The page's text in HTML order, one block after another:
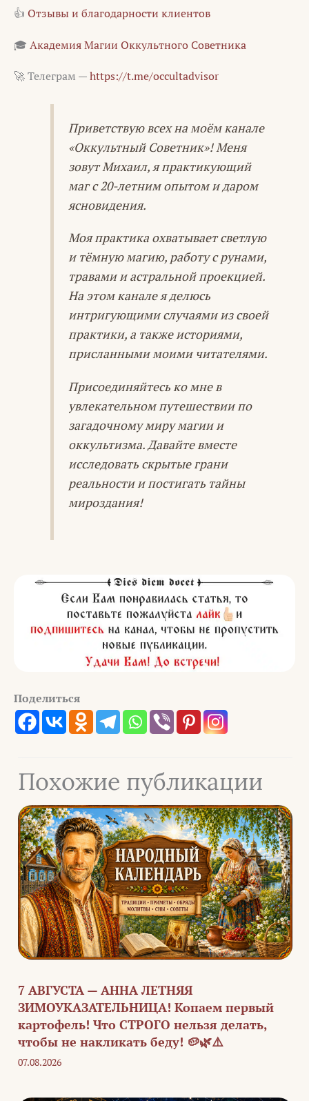
👍 Отзывы и благодарности клиентов
🎓 Академия Магии Оккультного Советника
🚀 Телеграм —https://t.me/occultadvisor
Приветствую всех на моём канале
«Оккультный Советник»! Меня
зовут Михаил, я практикующий
маг с 20-летним опытом и даром
ясновидения.
Моя практика охватывает светлую
и тёмную магию, работу с рунами,
травами и астральной проекцией.
На этом канале я делюсь
интригующими случаями из своей
практики, а также историями,
присланными моими читателями.
Присоединяйтесь ко мне в
увлекательном путешествии по
загадочному миру магии и
оккультизма. Давайте вместе
исследовать скрытые грани
реальности и постигать тайны
мироздания!
Поделиться
Похожие публикации
7 АВГУСТА — АННА ЛЕТНЯЯ
ЗИМОУКАЗАТЕЛЬНИЦА! Копаем первый
картофель! Что СТРОГО нельзя делать,
чтобы не накликать беду! 🥔🌿⚠️
07.08.2026